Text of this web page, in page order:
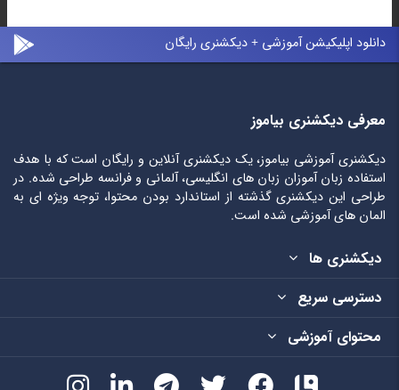
دانلود اپلیکیشن آموزشی + دیکشنری رایگان
معرفی دیکشنری بیاموز
دیکشنری آموزشی بیاموز، یک دیکشنری آنلاین و رایگان است که با هدف
استفاده زبان آموزان زبان های انگلیسی، آلمانی و فرانسه طراحی شده. در
طراحی این دیکشنری گذشته از استاندارد بودن محتوا، توجه ویژه ای به
المان های آموزشی شده است.
دیکشنری ها
دسترسی سریع
محتوای آموزشی